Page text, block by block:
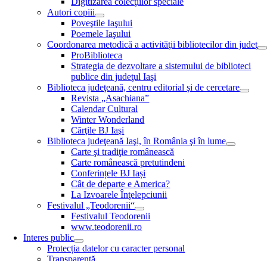
Autori copiii
Poveştile Iaşului
Poemele Iaşului
Coordonarea metodică a activităţii bibliotecilor din judeţ
ProBiblioteca
Strategia de dezvoltare a sistemului de biblioteci
publice din judeţul Iaşi
Biblioteca judeţeană, centru editorial şi de cercetare
Revista „Asachiana”
Calendar Cultural
Winter Wonderland
Cărţile BJ Iaşi
Biblioteca judeţeană Iaşi, în România şi în lume
Carte şi tradiţie românească
Carte românească pretutindeni
Conferințele BJ Iași
Cât de departe e America?
La Izvoarele Înţelepciunii
Festivalul „Teodorenii“
Festivalul Teodorenii
www.teodorenii.ro
Interes public
Protecția datelor cu caracter personal
Transparență